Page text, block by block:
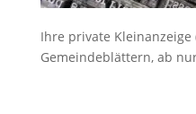
Ihre private Kleinanzeige
Gemeindeblättern, ab